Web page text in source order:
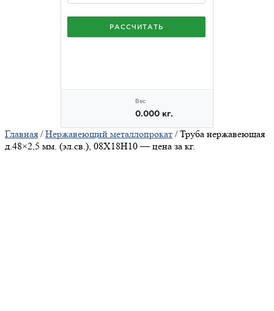
Главная /Нержавеющий металлопрокат / Труба нержавеющая
д.48×2,5 мм. (эл.св.), 08Х18Н10 — цена за кг.